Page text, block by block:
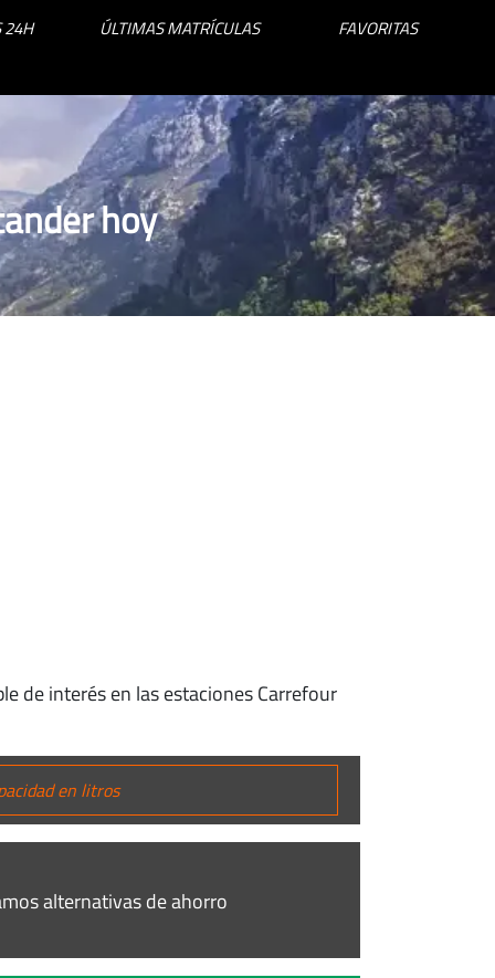
24H ÚLTIMAS MATRÍCULAS FAVORITAS
hoy
de interés en las estaciones Carrefour
alternativas de ahorro